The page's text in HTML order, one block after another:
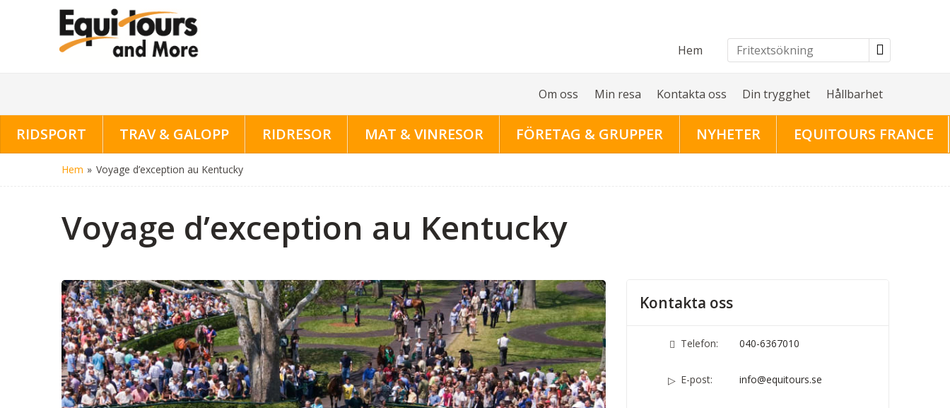
Hem
Om oss Min resa Kontakta oss Din trygghet Hållbarhet
RIDSPORT TRAV & GALOPP RIDRESOR MAT & VINRESOR FÖRETAG & GRUPPER NYHETER EQUITOURS FRANCE
Hem » Voyage d’exception au Kentucky
Voyage d’exception au Kentucky
Kontakta oss
Telefon: 040-6367010
E-post: info@equitours.se